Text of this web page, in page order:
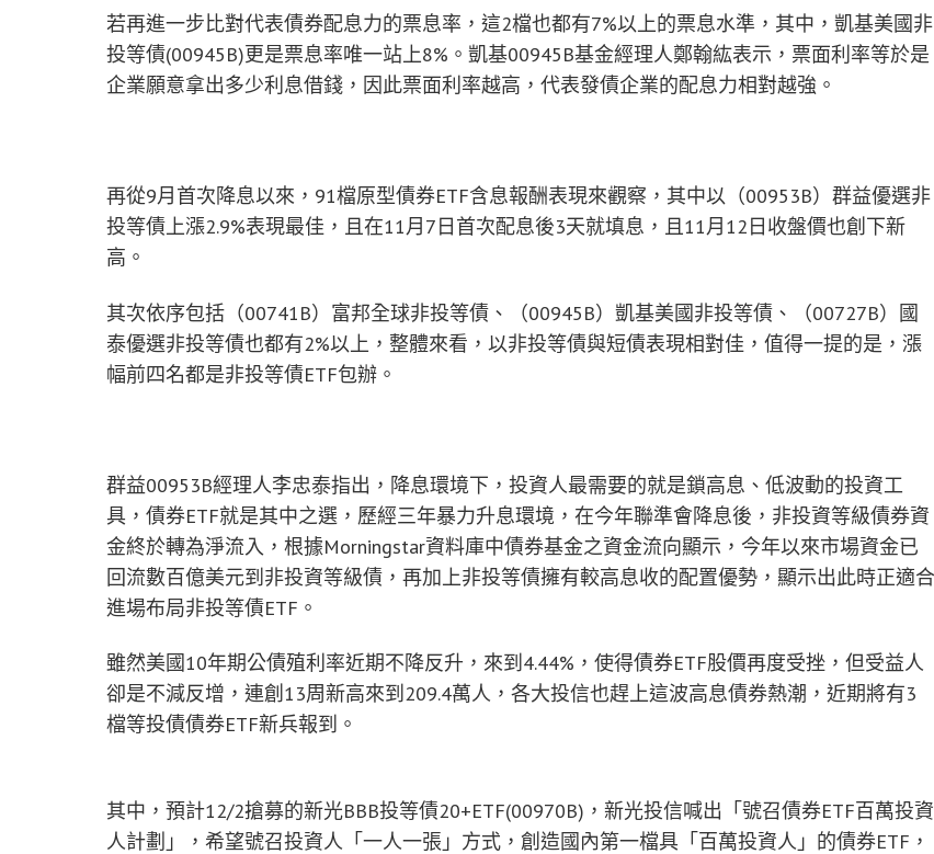
若再進一步比對代表債券配息力的票息率，這2檔也都有7%以上的票息水準，其中，凱基美國非
投等債(00945B)更是票息率唯一站上8%。凱基00945B基金經理人鄭翰紘表示，票面利率等於是
企業願意拿出多少利息借錢，因此票面利率越高，代表發債企業的配息力相對越強。
再從9月首次降息以來，91檔原型債券ETF含息報酬表現來觀察，其中以（00953B）群益優選非
投等債上漲2.9%表現最佳，且在11月7日首次配息後3天就填息，且11月12日收盤價也創下新
高。
其次依序包括（00741B）富邦全球非投等債、（00945B）凱基美國非投等債、（00727B）國
泰優選非投等債也都有2%以上，整體來看，以非投等債與短債表現相對佳，值得一提的是，漲
幅前四名都是非投等債ETF包辦。
群益00953B經理人李忠泰指出，降息環境下，投資人最需要的就是鎖高息、低波動的投資工
具，債券ETF就是其中之選，歷經三年暴力升息環境，在今年聯準會降息後，非投資等級債券資
金終於轉為淨流入，根據Morningstar資料庫中債券基金之資金流向顯示，今年以來市場資金已
回流數百億美元到非投資等級債，再加上非投等債擁有較高息收的配置優勢，顯示出此時正適合
進場布局非投等債ETF。
雖然美國10年期公債殖利率近期不降反升，來到4.44%，使得債券ETF股價再度受挫，但受益人
卻是不減反增，連創13周新高來到209.4萬人，各大投信也趕上這波高息債券熱潮，近期將有3
檔等投債債券ETF新兵報到。
其中，預計12/2搶募的新光BBB投等債20+ETF(00970B)，新光投信喊出「號召債券ETF百萬投資
人計劃」，希望號召投資人「一人一張」方式，創造國內第一檔具「百萬投資人」的債券ETF，